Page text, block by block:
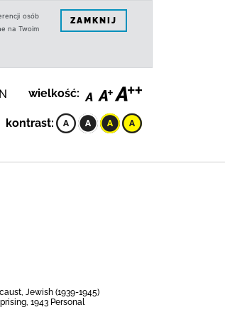
osób
na Twoim
ZAMKNIJ
wielkość:
kontrast:
Jewish (1939-1945)
1943 Personal